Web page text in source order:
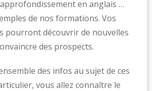
en anglais …
de nos formations. Vos
pourront découvrir de nouvelles
des prospects.
des infos au sujet de ces
vous allez connaître le